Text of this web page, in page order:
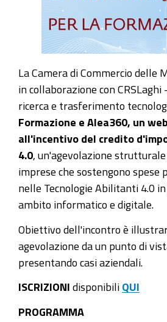
La Camera di Commercio delle
in collaborazione con
ricerca e trasferimento
Formazione e Alea360, un
all'incentivo del credito
4.0 , un'agevolazione
imprese che sostengono spese
nelle Tecnologie Abilitanti 4.0
ambito informatico e digitale.
Obiettivo dell'incontro è
agevolazione da un punto di
presentando casi aziendali.
ISCRIZIONI disponibili QUI
PROGRAMMA